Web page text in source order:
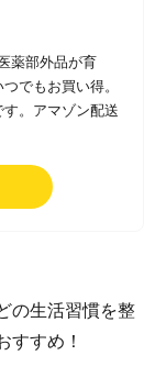
薬部外品が育
でもお買い得。
。アマゾン配送
の生活習慣を整
すすめ！